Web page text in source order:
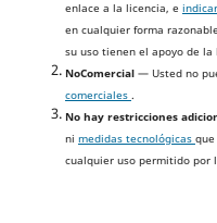
enlace a la licencia, e
en cualquier forma
su uso tienen el apoyo de la
NoComercial — Usted no
comerciales .
No hay restricciones
ni medidas tecnológicas
cualquier uso permitido por